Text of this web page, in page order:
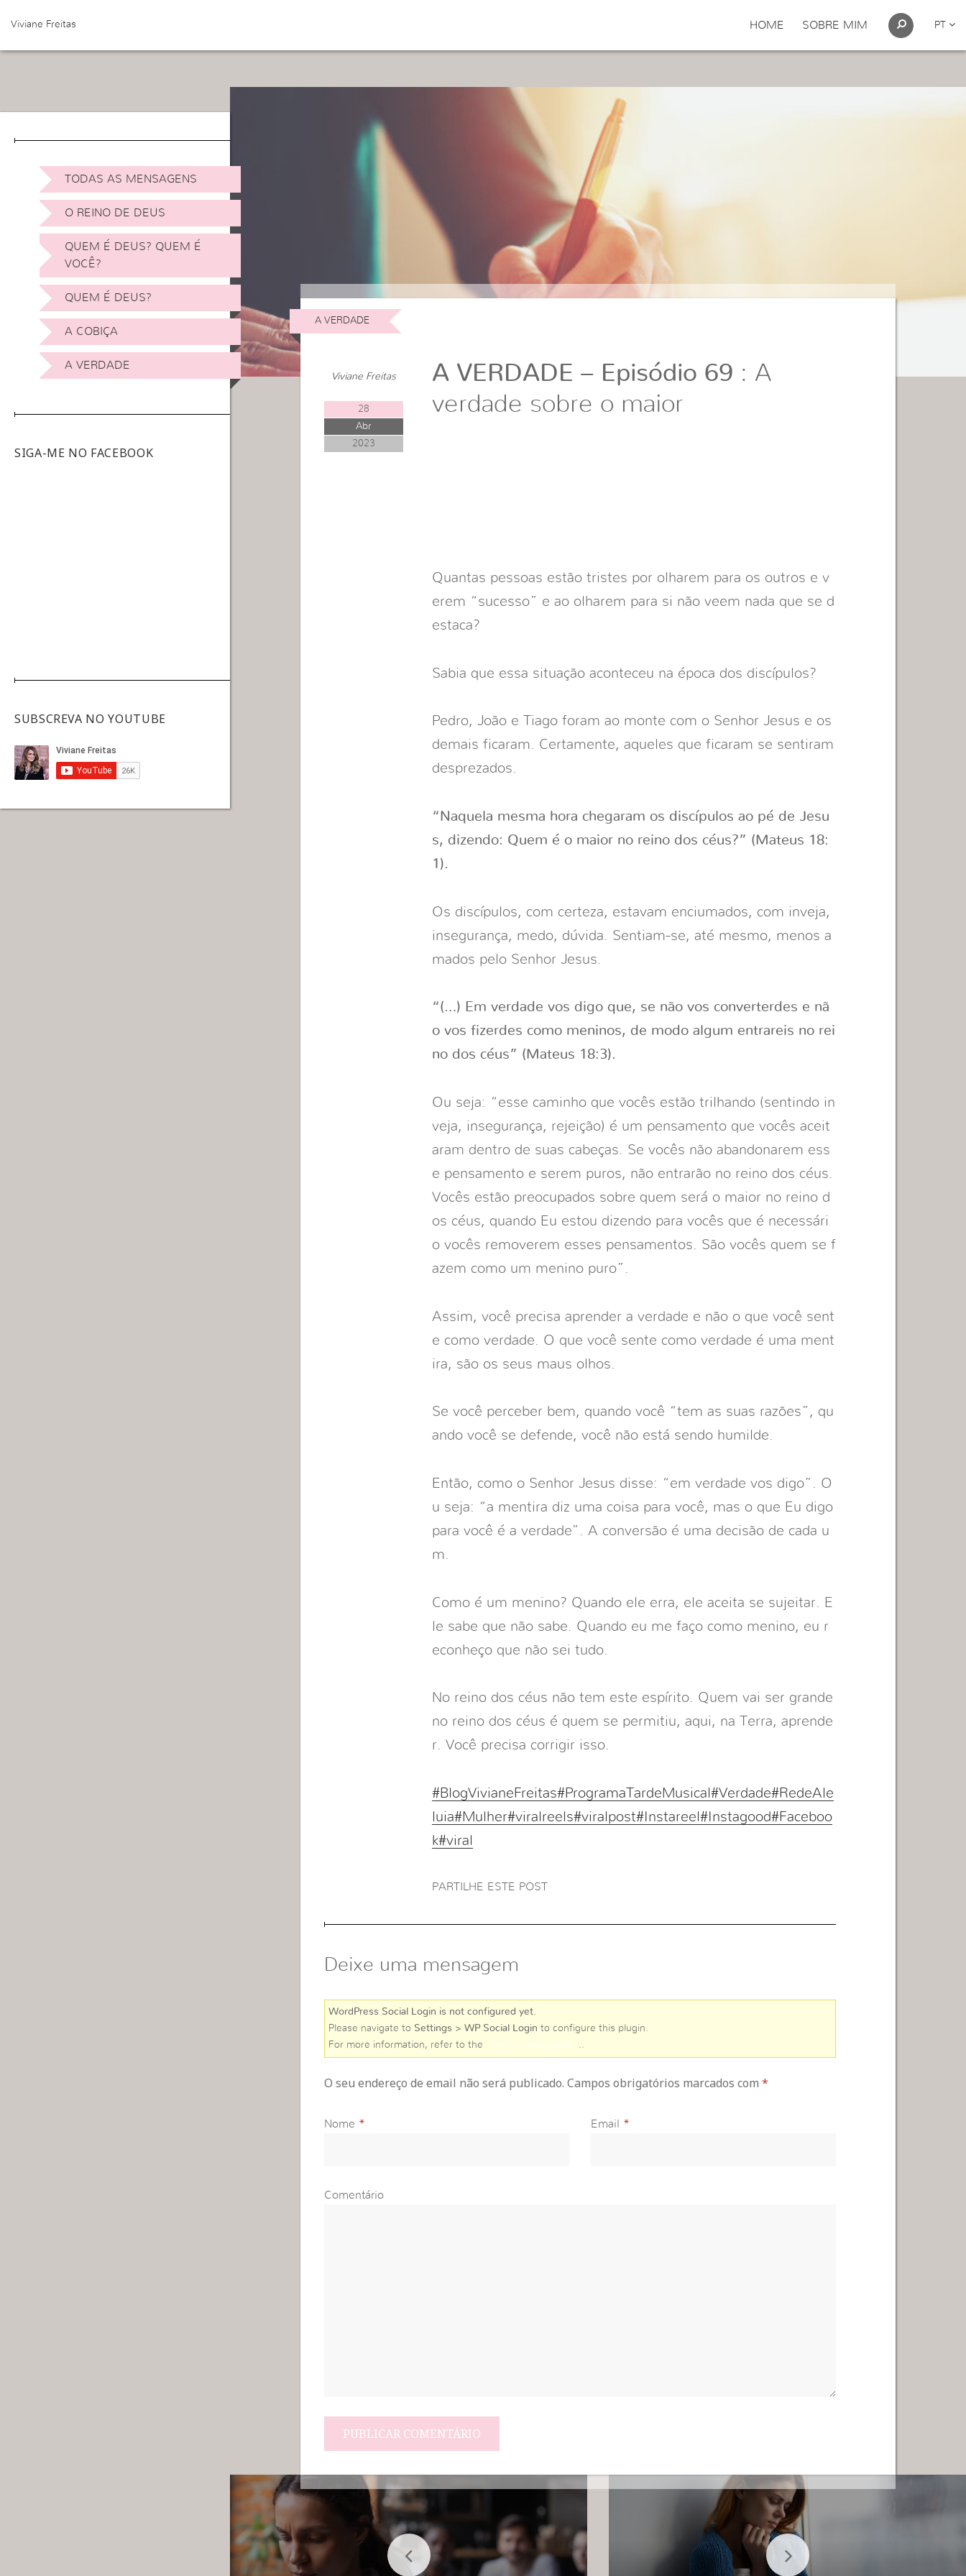
Viviane Freitas HOME SOBRE MIM PT
TODAS AS MENSAGENS
O REINO DE DEUS
QUEM É DEUS? QUEM É
VOCÊ?
QUEM É DEUS?
A COBIÇA
A VERDADE
SIGA-ME NO FACEBOOK
SUBSCREVA NO YOUTUBE
A VERDADE
Viviane Freitas
28
Abr
2023
A VERDADE – Episódio 69 : A
verdade sobre o maior
Quantas pessoas estão tristes por olharem para os outros e v
erem “sucesso” e ao olharem para si não veem nada que se d
estaca?
Sabia que essa situação aconteceu na época dos discípulos?
Pedro, João e Tiago foram ao monte com o Senhor Jesus e os
demais ficaram. Certamente, aqueles que ficaram se sentiram
desprezados.
“Naquela mesma hora chegaram os discípulos ao pé de Jesu
s, dizendo: Quem é o maior no reino dos céus?” (Mateus 18:
1).
Os discípulos, com certeza, estavam enciumados, com inveja,
insegurança, medo, dúvida. Sentiam-se, até mesmo, menos a
mados pelo Senhor Jesus.
“(…) Em verdade vos digo que, se não vos converterdes e nã
o vos fizerdes como meninos, de modo algum entrareis no rei
no dos céus” (Mateus 18:3).
Ou seja: “esse caminho que vocês estão trilhando (sentindo in
veja, insegurança, rejeição) é um pensamento que vocês aceit
aram dentro de suas cabeças. Se vocês não abandonarem ess
e pensamento e serem puros, não entrarão no reino dos céus.
Vocês estão preocupados sobre quem será o maior no reino d
os céus, quando Eu estou dizendo para vocês que é necessári
o vocês removerem esses pensamentos. São vocês quem se f
azem como um menino puro”.
Assim, você precisa aprender a verdade e não o que você sent
e como verdade. O que você sente como verdade é uma ment
ira, são os seus maus olhos.
Se você perceber bem, quando você “tem as suas razões”, qu
ando você se defende, você não está sendo humilde.
Então, como o Senhor Jesus disse: “em verdade vos digo”. O
u seja: “a mentira diz uma coisa para você, mas o que Eu digo
para você é a verdade”. A conversão é uma decisão de cada u
m.
Como é um menino? Quando ele erra, ele aceita se sujeitar. E
le sabe que não sabe. Quando eu me faço como menino, eu r
econheço que não sei tudo.
No reino dos céus não tem este espírito. Quem vai ser grande
no reino dos céus é quem se permitiu, aqui, na Terra, aprende
r. Você precisa corrigir isso.
#BlogVivianeFreitas#ProgramaTardeMusical#Verdade#RedeAle
luia#Mulher#viralreels#viralpost#Instareel#Instagood#Faceboo
k#viral
PARTILHE ESTE POST
Deixe uma mensagem
WordPress Social Login is not configured yet.
Please navigate to Settings > WP Social Login to configure this plugin.
For more information, refer to the
online user guide
O seu endereço de email não será publicado. Campos obrigatórios marcados com *
Nome * Email *
Comentário